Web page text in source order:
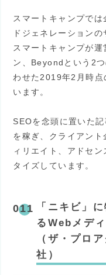
スマートキャンプで
ドジェネレーション
スマートキャンプが
ン、Beyondという2
わせた2019年2月時
います。
SEOを念頭に置いた
を稼ぎ、クライアン
ィリエイト、アドセ
タイズしています。
「ニキビ」
るWebメデ
（ザ・プロ
社）